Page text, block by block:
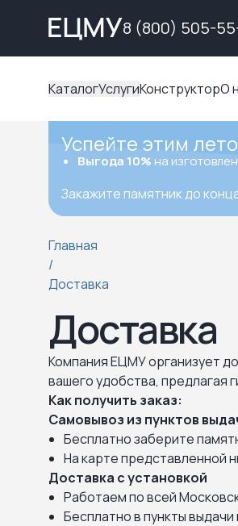
8 (800) 505-
КаталогУслугиКонструкторО
Успейте этим
Выгода 10% на
Закажите памятник до
Главная
/
Доставка
Доставка
Компания ЕЦМУ организует
вашего удобства, предлагая
Как получить заказ:
Самовывоз из пунктов
Бесплатно заберите
На карте представленной
Доставка с установкой
Работаем по всей
Бесплатно в пункты выдачи